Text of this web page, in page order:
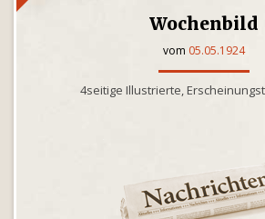
Wochenbild
vom 05.05.1924
4seitige Illustrierte,